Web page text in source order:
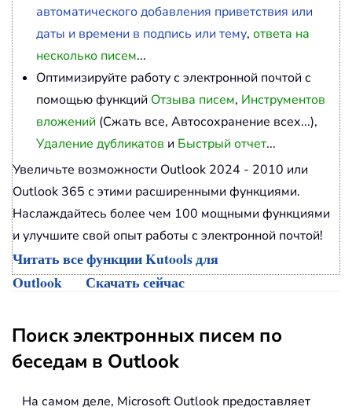
автоматического добавления приветствия или
даты и времени в подпись или тему, ответа на
несколько писем...
Оптимизируйте работу с электронной почтой с
помощью функций Отзыва писем, Инструментов
вложений (Сжать все, Автосохранение всех...),
Удаление дубликатов и Быстрый отчет...
Увеличьте возможности Outlook 2024 - 2010 или
Outlook 365 с этими расширенными функциями.
Наслаждайтесь более чем 100 мощными функциями
и улучшите свой опыт работы с электронной почтой!
Читать все функции Kutools для
Outlook
Скачать сейчас
Поиск электронных писем по
беседам в Outlook
На самом деле, Microsoft Outlook предоставляет